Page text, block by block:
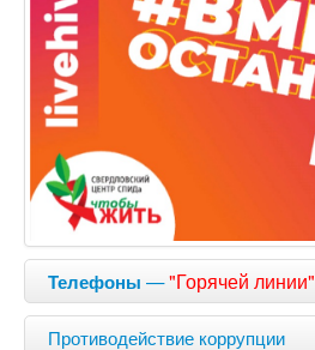
Телефоны —"Горячей линии"
Противодействие коррупции